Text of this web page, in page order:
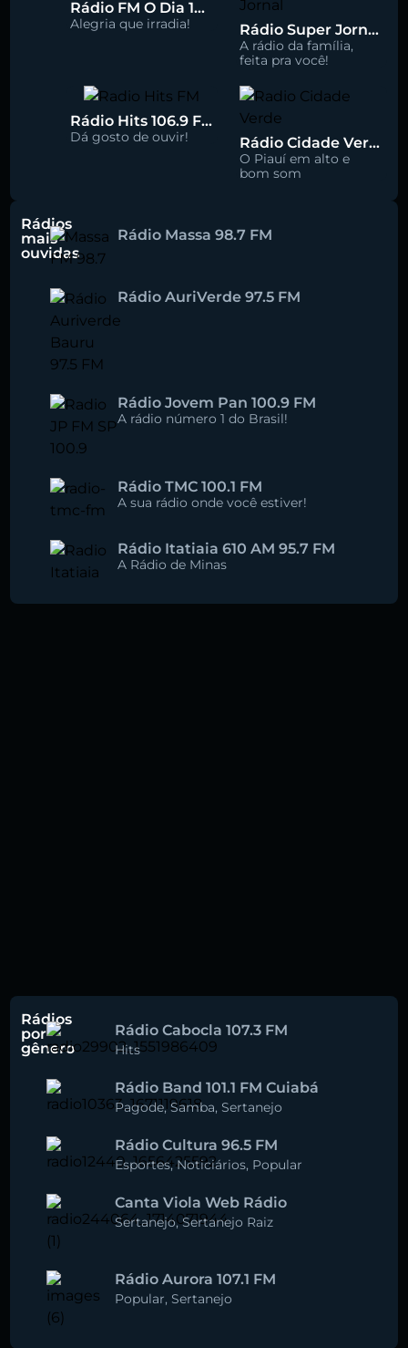
Rádio FM O Dia 100.5
Alegria que irradia! Rádio Super Jornal 105.7 FM
A rádio da família,
feita pra você!
Rádio Hits 106.9 FM
Dá gosto de ouvir! Rádio Cidade Verde 93.5 FM
O Piauí em alto e
bom som
Rádios
mais
ouvidas
Rádio Massa 98.7 FM
Rádio AuriVerde 97.5 FM
Rádio Jovem Pan 100.9 FM
A rádio número 1 do Brasil!
Rádio TMC 100.1 FM
A sua rádio onde você estiver!
Rádio Itatiaia 610 AM 95.7 FM
A Rádio de Minas
Rádios
por
gênero
Rádio Cabocla 107.3 FM
Hits
Rádio Band 101.1 FM Cuiabá
Pagode,Samba, Sertanejo
Rádio Cultura 96.5 FM
Esportes,Noticiários, Popular
Canta Viola Web Rádio
Sertanejo,Sertanejo Raiz
Rádio Aurora 107.1 FM
Popular, Sertanejo